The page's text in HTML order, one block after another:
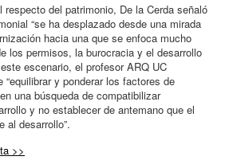
del patrimonio, De la Cerda señaló
“se ha desplazado desde una mirada
hacia una que se enfoca mucho
los permisos, la burocracia y el desarrollo
escenario, el profesor ARQ UC
“equilibrar y ponderar los factores de
una búsqueda de compatibilizar
y no establecer de antemano que el
al desarrollo”.
>>